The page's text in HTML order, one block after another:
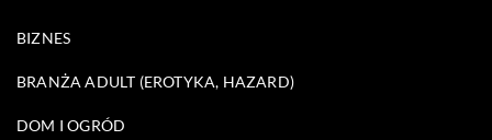
BIZNES
BRANŻA ADULT (EROTYKA, HAZARD)
DOM I OGRÓD